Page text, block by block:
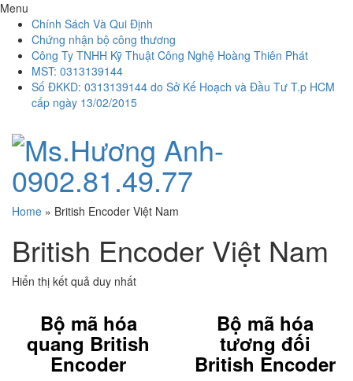
Menu
Chính Sách Và Qui Định
Chứng nhận bộ công thương
Công Ty TNHH Kỹ Thuật Công Nghệ Hoàng Thiên Phát
MST: 0313139144
Số ĐKKD: 0313139144 do Sở Kế Hoạch và Đầu Tư T.p HCM
cấp ngày 13/02/2015
Home » British Encoder Việt Nam
British Encoder Việt Nam
Hiển thị kết quả duy nhất
Bộ mã hóa
quang British
Encoder
Bộ mã hóa
tương đối
British Encoder